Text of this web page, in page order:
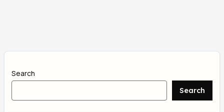
Search
Search